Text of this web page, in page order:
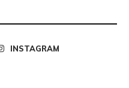
INSTAGRAM